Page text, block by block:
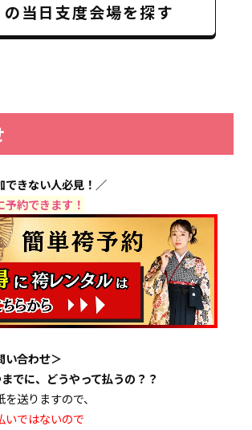
の当日支度会場を探す
できない人必見！／
約できます！
い合わせ＞
でに、どうやって払うの？？
送りますので、
ではないので